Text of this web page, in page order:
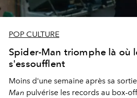
POP CULTURE
Spider-Man triomphe là où
s'essoufflent
Moins d'une semaine après sa
Man pulvérise les records au box-